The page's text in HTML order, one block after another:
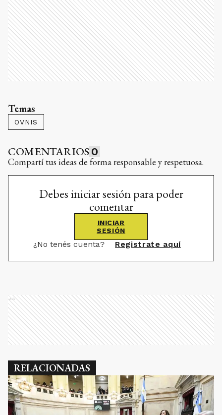
Temas
OVNIS
COMENTARIOS 0
Compartí tus ideas de forma responsable y respetuosa.
Debes iniciar sesión para poder
comentar
INICIAR
SESIÓN
¿No tenés cuenta? Registrate aquí
Ads
RELACIONADAS